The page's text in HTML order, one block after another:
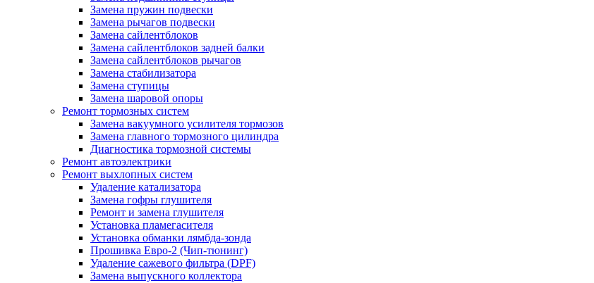
Замена пружин подвески
Замена рычагов подвески
Замена сайлентблоков
Замена сайлентблоков задней балки
Замена сайлентблоков рычагов
Замена стабилизатора
Замена ступицы
Замена шаровой опоры
Ремонт тормозных систем
Замена вакуумного усилителя тормозов
Замена главного тормозного цилиндра
Диагностика тормозной системы
Ремонт автоэлектрики
Ремонт выхлопных систем
Удаление катализатора
Замена гофры глушителя
Ремонт и замена глушителя
Установка пламегасителя
Установка обманки лямбда-зонда
Прошивка Евро-2 (Чип-тюнинг)
Удаление сажевого фильтра (DPF)
Замена выпускного коллектора